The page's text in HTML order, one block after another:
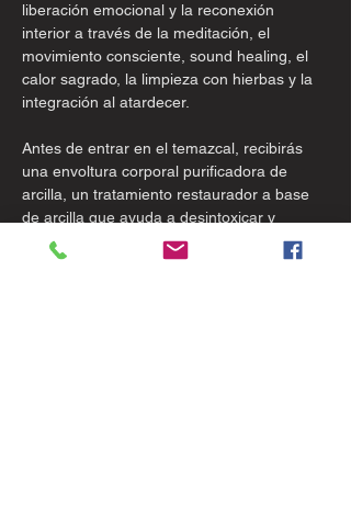
liberación emocional y la reconexión
interior a través de la meditación, el
movimiento consciente, sound healing, el
calor sagrado, la limpieza con hierbas y la
integración al atardecer.
Antes de entrar en el temazcal, recibirás
una envoltura corporal purificadora de
arcilla, un tratamiento restaurador a base
de arcilla que ayuda a desintoxicar y
prepararnos para el temazcal